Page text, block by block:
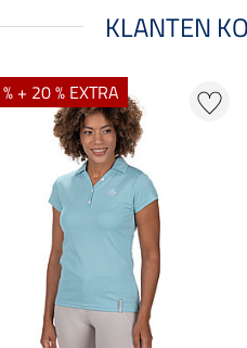
KLANTEN
+ 20 % EXTRA